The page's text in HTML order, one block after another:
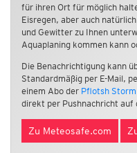
für ihren Ort für möglich
Eisregen, aber auch
und Gewitter zu Ihnen
Aquaplaning kommen kann
Die Benachrichtigung kann
Standardmäßig per E-Mail,
einem Abo der Pflotsh
direkt per Pushnachricht auf
Zu Meteosafe.com